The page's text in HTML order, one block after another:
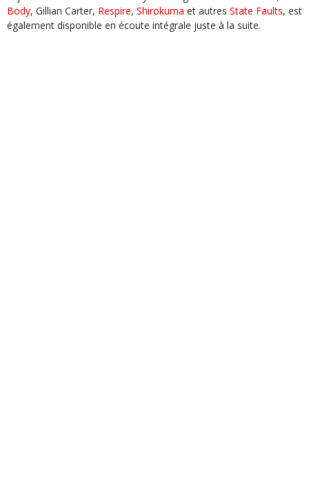
Body, Gillian Carter, Respire, Shirokuma et autres State Faults, est
également disponible en écoute intégrale juste à la suite.